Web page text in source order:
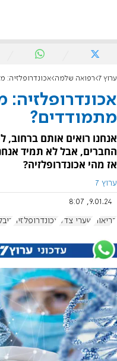
ערוץ 7 רפואה שלמה אכונדרופלזיה:
אכונדרופלזיה:
מתמודדים?
אנחנו רואים אותם ברחוב,
החברים, אבל לא תמיד
אז מהי אכונדרופלזיה?
ערוץ 7
9.01.24, 8:07
בריאות שערי צדק אכונדרופלזיה